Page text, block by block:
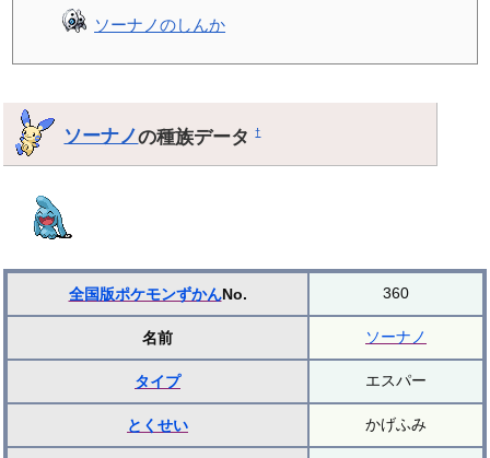
ソーナノのしんか
ソーナノの種族データ†
全国版ポケモンずかんNo. 360
名前 ソーナノ
タイプ エスパー
とくせい かげふみ